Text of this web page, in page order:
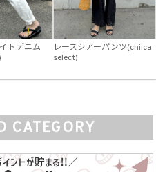
トデニム
レースシアーパンツ(chiica
select)
CATEGORY